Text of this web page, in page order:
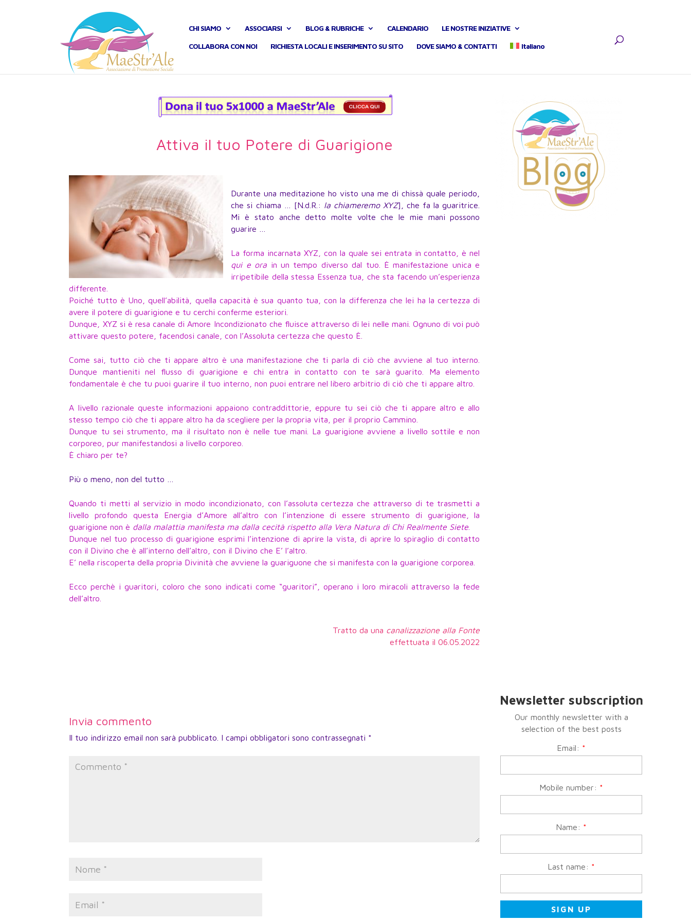
CHI SIAMO ASSOCIARSI BLOG & RUBRICHE CALENDARIO LE NOSTRE INIZIATIVE
COLLABORA CON NOI RICHIESTA LOCALI E INSERIMENTO SU SITO DOVE SIAMO & CONTATTI Italiano
Attiva il tuo Potere di Guarigione
Durante una meditazione ho visto una me di chissà quale periodo,
che si chiama … [N.d.R.: la chiameremo XYZ], che fa la guaritrice.
Mi è stato anche detto molte volte che le mie mani possono
guarire …
La forma incarnata XYZ, con la quale sei entrata in contatto, è nel
qui e ora in un tempo diverso dal tuo. È manifestazione unica e
irripetibile della stessa Essenza tua, che sta facendo un’esperienza
differente.
Poiché tutto è Uno, quell’abilità, quella capacità è sua quanto tua, con la differenza che lei ha la certezza di
avere il potere di guarigione e tu cerchi conferme esteriori.
Dunque, XYZ si è resa canale di Amore Incondizionato che fluisce attraverso di lei nelle mani. Ognuno di voi può
attivare questo potere, facendosi canale, con l’Assoluta certezza che questo È.
Come sai, tutto ciò che ti appare altro è una manifestazione che ti parla di ciò che avviene al tuo interno.
Dunque mantieniti nel flusso di guarigione e chi entra in contatto con te sarà guarito. Ma elemento
fondamentale è che tu puoi guarire il tuo interno, non puoi entrare nel libero arbitrio di ciò che ti appare altro.
A livello razionale queste informazioni appaiono contraddittorie, eppure tu sei ciò che ti appare altro e allo
stesso tempo ciò che ti appare altro ha da scegliere per la propria vita, per il proprio Cammino.
Dunque tu sei strumento, ma il risultato non è nelle tue mani. La guarigione avviene a livello sottile e non
corporeo, pur manifestandosi a livello corporeo.
È chiaro per te?
Più o meno, non del tutto …
Quando ti metti al servizio in modo incondizionato, con l’assoluta certezza che attraverso di te trasmetti a
livello profondo questa Energia d’Amore all’altro con l’intenzione di essere strumento di guarigione, la
guarigione non è dalla malattia manifesta ma dalla cecità rispetto alla Vera Natura di Chi Realmente Siete
Dunque nel tuo processo di guarigione esprimi l’intenzione di aprire la vista, di aprire lo spiraglio di contatto
con il Divino che è all’interno dell’altro, con il Divino che E’ l’altro.
E’ nella riscoperta della propria Divinità che avviene la guariguone che si manifesta con la guarigione corporea.
Ecco perchè i guaritori, coloro che sono indicati come “guaritori”, operano i loro miracoli attraverso la fede
dell’altro.
Tratto da una canalizzazione alla Fonte
effettuata il 06.05.2022
Invia commento
Il tuo indirizzo email non sarà pubblicato. I campi obbligatori sono contrassegnati *
Newsletter subscription
Our monthly newsletter with a
selection of the best posts
Email: *
Mobile number: *
Name: *
Last name: *